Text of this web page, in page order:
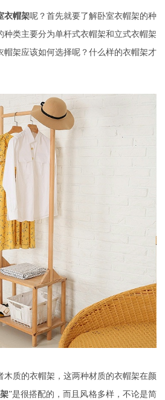
衣帽架呢？首先就要了解卧室衣帽架的种
种类主要分为单杆式衣帽架和立式衣帽架
帽架应该如何选择呢？什么样的衣帽架才
木质的衣帽架，这两种材质的衣帽架在颜
”是很搭配的，而且风格多样，不论是简